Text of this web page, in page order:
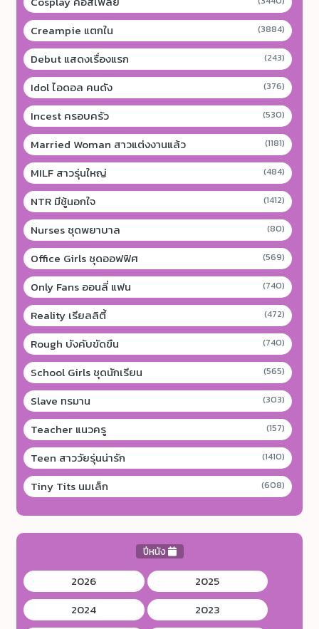
Creampie แตกใน (3884)
Debut แสดงเรื่องแรก (243)
Idol ไอดอล คนดัง (376)
Incest ครอบครัว (530)
Married Woman สาวแต่งงานแล้ว (1181)
MILF สาวรุ่นใหญ่ (484)
NTR มีชู้นอกใจ (1412)
Nurses ชุดพยาบาล (80)
Office Girls ชุดออฟฟิศ (569)
Only Fans ออนลี่ แฟน (740)
Reality เรียลลิตี้ (472)
Rough บังคับขัดขืน (740)
School Girls ชุดนักเรียน (565)
Slave ทรมาน (303)
Teacher แนวครู (157)
Teen สาววัยรุ่นน่ารัก (1410)
Tiny Tits นมเล็ก (608)
ปีหนัง
2026
2025
2024
2023